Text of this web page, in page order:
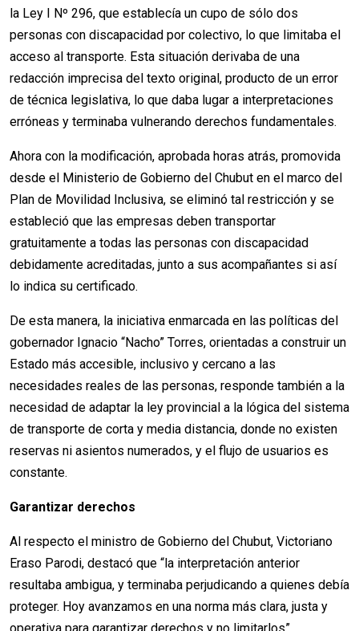
la Ley I Nº 296, que establecía un cupo de sólo dos
personas con discapacidad por colectivo, lo que limitaba el
acceso al transporte. Esta situación derivaba de una
redacción imprecisa del texto original, producto de un error
de técnica legislativa, lo que daba lugar a interpretaciones
erróneas y terminaba vulnerando derechos fundamentales.
Ahora con la modificación, aprobada horas atrás, promovida
desde el Ministerio de Gobierno del Chubut en el marco del
Plan de Movilidad Inclusiva, se eliminó tal restricción y se
estableció que las empresas deben transportar
gratuitamente a todas las personas con discapacidad
debidamente acreditadas, junto a sus acompañantes si así
lo indica su certificado.
De esta manera, la iniciativa enmarcada en las políticas del
gobernador Ignacio “Nacho” Torres, orientadas a construir un
Estado más accesible, inclusivo y cercano a las
necesidades reales de las personas, responde también a la
necesidad de adaptar la ley provincial a la lógica del sistema
de transporte de corta y media distancia, donde no existen
reservas ni asientos numerados, y el flujo de usuarios es
constante.
Garantizar derechos
Al respecto el ministro de Gobierno del Chubut, Victoriano
Eraso Parodi, destacó que “la interpretación anterior
resultaba ambigua, y terminaba perjudicando a quienes debía
proteger. Hoy avanzamos en una norma más clara, justa y
operativa para garantizar derechos y no limitarlos”.